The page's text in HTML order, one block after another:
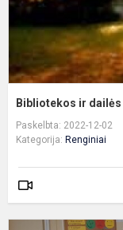
Bibliotekos ir dailės
Paskelbta: 2022-12-02
Kategorija: Renginiai